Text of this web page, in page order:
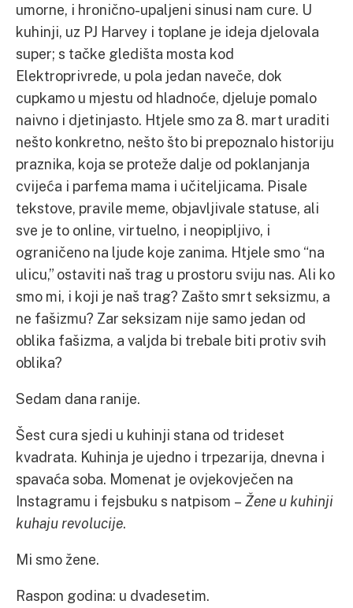
umorne, i hronično-upaljeni sinusi nam cure. U
kuhinji, uz PJ Harvey i toplane je ideja djelovala
super; s tačke gledišta mosta kod
Elektroprivrede, u pola jedan naveče, dok
cupkamo u mjestu od hladnoće, djeluje pomalo
naivno i djetinjasto. Htjele smo za 8. mart uraditi
nešto konkretno, nešto što bi prepoznalo historiju
praznika, koja se proteže dalje od poklanjanja
cvijeća i parfema mama i učiteljicama. Pisale
tekstove, pravile meme, objavljivale statuse, ali
sve je to online, virtuelno, i neopipljivo, i
ograničeno na ljude koje zanima. Htjele smo “na
ulicu,” ostaviti naš trag u prostoru sviju nas. Ali ko
smo mi, i koji je naš trag? Zašto smrt seksizmu, a
ne fašizmu? Zar seksizam nije samo jedan od
oblika fašizma, a valjda bi trebale biti protiv svih
oblika?
Sedam dana ranije.
Šest cura sjedi u kuhinji stana od trideset
kvadrata. Kuhinja je ujedno i trpezarija, dnevna i
spavaća soba. Momenat je ovjekovječen na
Instagramu i fejsbuku s natpisom – Žene u kuhinji
kuhaju revolucije.
Mi smo žene.
Raspon godina: u dvadesetim.